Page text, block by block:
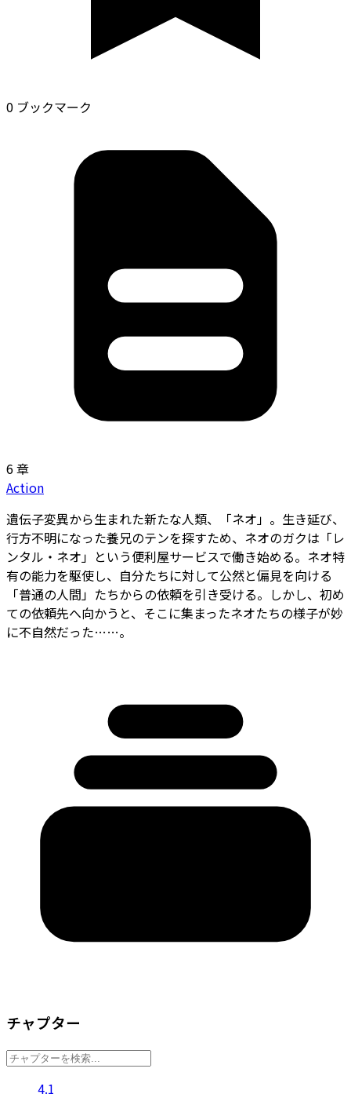
0 ブックマーク
6 章
Action
遺伝子変異から生まれた新たな人類、「ネオ」。生き延び、
行方不明になった養兄のテンを探すため、ネオのガクは「レ
ンタル・ネオ」という便利屋サービスで働き始める。ネオ特
有の能力を駆使し、自分たちに対して公然と偏見を向ける
「普通の人間」たちからの依頼を引き受ける。しかし、初め
ての依頼先へ向かうと、そこに集まったネオたちの様子が妙
に不自然だった……。
チャプター
4.1